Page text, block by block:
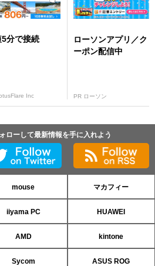
5分で接続
Inc
ローソンアプリ／ク
ーポン配信中
PR ローソン
ローして最新情報を手に入れよう
mouse マカフィー
iiyama PC HUAWEI
AMD kintone
Sycom ASUS ROG